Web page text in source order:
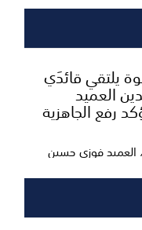
يلتقي قائدَي
العميد
رفع الجاهزية
العميد فوزي حسين